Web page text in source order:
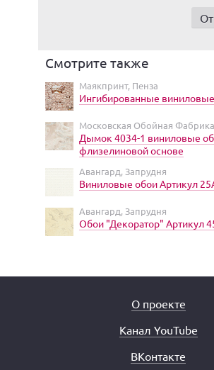
Смотрите также
Маякпринт, Пенза
Ингибированные
Московская Обойная
Дымок 4034-1 виниловые
флизелиновой основе
Авангард, Запрудня
Виниловые обои Артикул
Авангард, Запрудня
Обои "Декоратор" Артикул
О проекте
Канал YouTube
ВКонтакте